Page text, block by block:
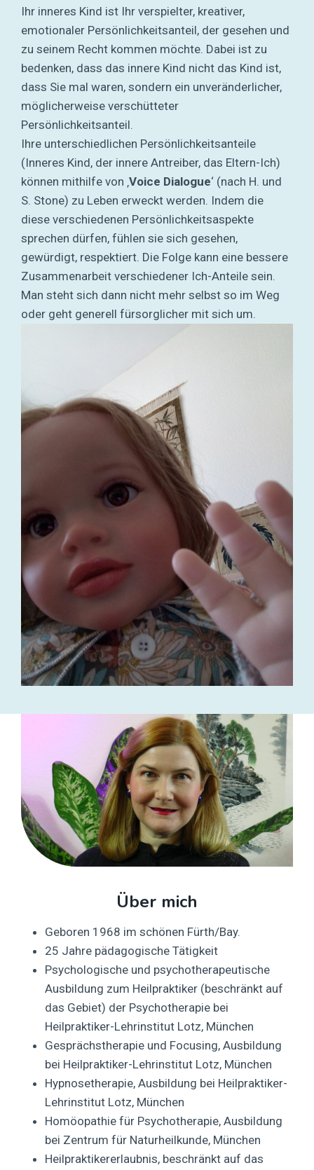
Ihr inneres Kind ist Ihr verspielter, kreativer,
emotionaler Persönlichkeitsanteil, der gesehen und
zu seinem Recht kommen möchte. Dabei ist zu
bedenken, dass das innere Kind nicht das Kind ist,
dass Sie mal waren, sondern ein unveränderlicher,
möglicherweise verschütteter
Persönlichkeitsanteil.
Ihre unterschiedlichen Persönlichkeitsanteile
(Inneres Kind, der innere Antreiber, das Eltern-Ich)
können mithilfe von ‚ Voice Dialogue‘ (nach H. und
S. Stone) zu Leben erweckt werden. Indem die
diese verschiedenen Persönlichkeitsaspekte
sprechen dürfen, fühlen sie sich gesehen,
gewürdigt, respektiert. Die Folge kann eine bessere
Zusammenarbeit verschiedener Ich-Anteile sein.
Man steht sich dann nicht mehr selbst so im Weg
oder geht generell fürsorglicher mit sich um.
Über mich
Geboren 1968 im schönen Fürth/Bay.
25 Jahre pädagogische Tätigkeit
Psychologische und psychotherapeutische
Ausbildung zum Heilpraktiker (beschränkt auf
das Gebiet) der Psychotherapie bei
Heilpraktiker-Lehrinstitut Lotz, München
Gesprächstherapie und Focusing, Ausbildung
bei Heilpraktiker-Lehrinstitut Lotz, München
Hypnosetherapie, Ausbildung bei Heilpraktiker-
Lehrinstitut Lotz, München
Homöopathie für Psychotherapie, Ausbildung
bei Zentrum für Naturheilkunde, München
Heilpraktikererlaubnis, beschränkt auf das